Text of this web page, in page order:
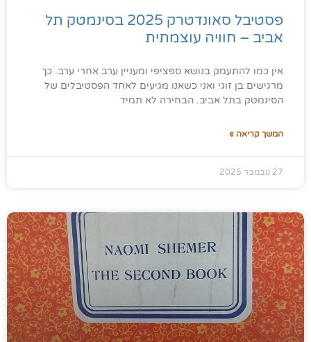
פסטיבל סאונדטרק 2025 בסינמטק תל
אביב – חוויה עוצמתית
אין כמו להתעמק בנושא ספציפי ומעניין ערב אחרי ערב. כך
מרגישים בן זוגי ואני כשאנו מגיעים לאחד הפסטיבלים של
הסינמטק בתל אביב. הבחירה לא תמיד
המשך קריאה »
27 נובמבר 2025